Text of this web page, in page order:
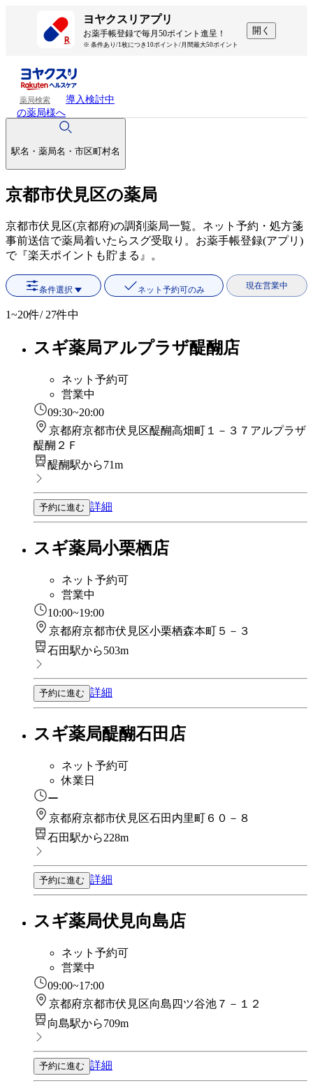
ヨヤクスリアプリ
お薬手帳登録で毎月50ポイント進呈！
※ 条件あり/1枚につき10ポイント/月間最大50ポイント
開く
薬局検索
導入検討中
の薬局様へ
駅名・薬局名・市区町村名
京都市伏見区の薬局
京都市伏見区(京都府)の調剤薬局一覧。ネット予約・処方箋
事前送信で薬局着いたらスグ受取り。お薬手帳登録(アプリ)
で『楽天ポイントも貯まる』。
条件選択 ネット予約可のみ 現在営業中
1~20件/ 27件中
スギ薬局アルプラザ醍醐店
ネット予約可
営業中
09:30~20:00
京都府京都市伏見区醍醐高畑町１－３７アルプラザ
醍醐２Ｆ
醍醐駅から71m
予約に進む 詳細
スギ薬局小栗栖店
ネット予約可
営業中
10:00~19:00
京都府京都市伏見区小栗栖森本町５－３
石田駅から503m
予約に進む 詳細
スギ薬局醍醐石田店
ネット予約可
休業日
ー
京都府京都市伏見区石田内里町６０－８
石田駅から228m
予約に進む 詳細
スギ薬局伏見向島店
ネット予約可
営業中
09:00~17:00
京都府京都市伏見区向島四ツ谷池７－１２
向島駅から709m
予約に進む 詳細